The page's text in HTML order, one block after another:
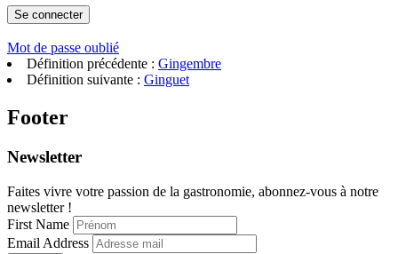
Mot de passe oublié
Définition précédente : Gingembre
Définition suivante : Ginguet
Footer
Newsletter
Faites vivre votre passion de la gastronomie, abonnez-vous à notre
newsletter !
First Name
Email Address